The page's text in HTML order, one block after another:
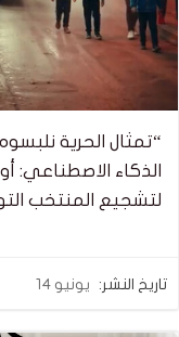
“تمثال الحرية
الذكاء الاصطناعي:
لتشجيع المنتخب التونسي
تاريخ النشر: يونيو 14